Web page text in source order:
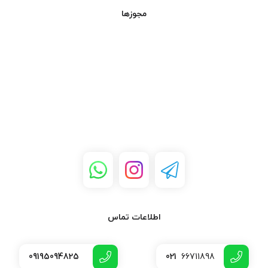
مجوزها
اطلاعات تماس
021 66711898
09195094825